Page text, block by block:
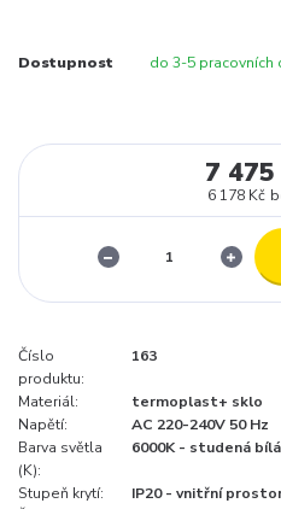
Dostupnost do 3-5 pracovních
7 475
6 178 Kč
Číslo
produktu:
163
Materiál:
termoplast+ sklo
Napětí:
AC 220-240V 50 Hz
Barva světla
(K):
6000K - studená bílá
Stupeň krytí:
IP20 - vnitřní